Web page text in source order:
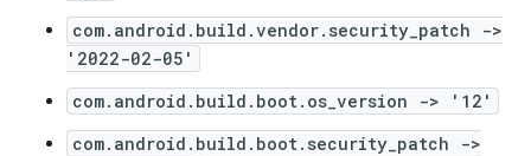
com.android.build.vendor.security_patch ->
'2022-02-05'
com.android.build.boot.os_version -> '12'
com.android.build.boot.security_patch ->